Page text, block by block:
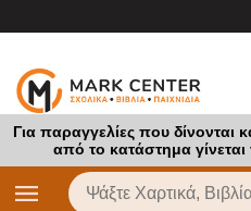
Για παραγγελίες που
από το κατάστημα